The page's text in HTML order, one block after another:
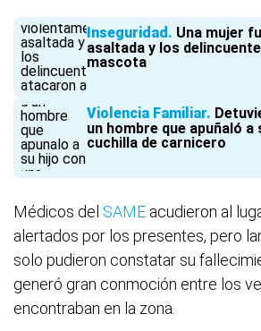
Inseguridad
Una mujer
asaltada y los
mascota
Violencia Familiar
un hombre que apuñaló a
cuchilla de carnicero
Médicos del SAME acudieron al
alertados por los presentes, pero
solo pudieron constatar su
generó gran conmoción entre los
encontraban en la zona.